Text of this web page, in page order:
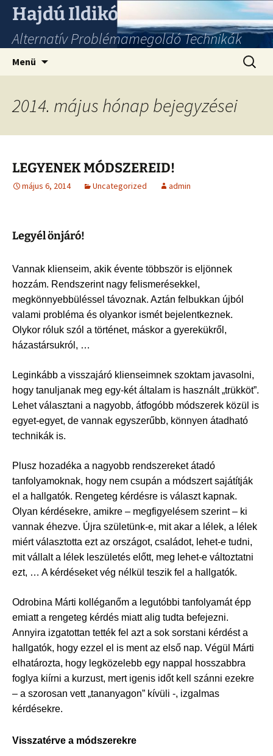
Hajdú Ildikó
Alternatív Problémamegoldó Technikák
Menü
2014. május hónap bejegyzései
LEGYENEK MÓDSZEREID!
május 6, 2014 Uncategorized admin
Legyél önjáró!
Vannak klienseim, akik évente többször is eljönnek
hozzám. Rendszerint nagy felismerésekkel,
megkönnyebbüléssel távoznak. Aztán felbukkan újból
valami probléma és olyankor ismét bejelentkeznek.
Olykor róluk szól a történet, máskor a gyerekükről,
házastársukról, …
Leginkább a visszajáró klienseimnek szoktam javasolni,
hogy tanuljanak meg egy-két általam is használt „trükköt”.
Lehet választani a nagyobb, átfogóbb módszerek közül is
egyet-egyet, de vannak egyszerűbb, könnyen átadható
technikák is.
Plusz hozadéka a nagyobb rendszereket átadó
tanfolyamoknak, hogy nem csupán a módszert sajátítják
el a hallgatók. Rengeteg kérdésre is választ kapnak.
Olyan kérdésekre, amikre – megfigyelésem szerint – ki
vannak éhezve. Újra születünk-e, mit akar a lélek, a lélek
miért választotta ezt az országot, családot, lehet-e tudni,
mit vállalt a lélek leszületés előtt, meg lehet-e változtatni
ezt, … A kérdéseket vég nélkül teszik fel a hallgatók.
Odrobina Márti kolléganőm a legutóbbi tanfolyamát épp
emiatt a rengeteg kérdés miatt alig tudta befejezni.
Annyira izgatottan tették fel azt a sok sorstani kérdést a
hallgatók, hogy ezzel el is ment az első nap. Végül Márti
elhatározta, hogy legközelebb egy nappal hosszabbra
foglya kiírni a kurzust, mert igenis időt kell szánni ezekre
– a szorosan vett „tananyagon” kívüli -, izgalmas
kérdésekre.
Visszatérve a módszerekre